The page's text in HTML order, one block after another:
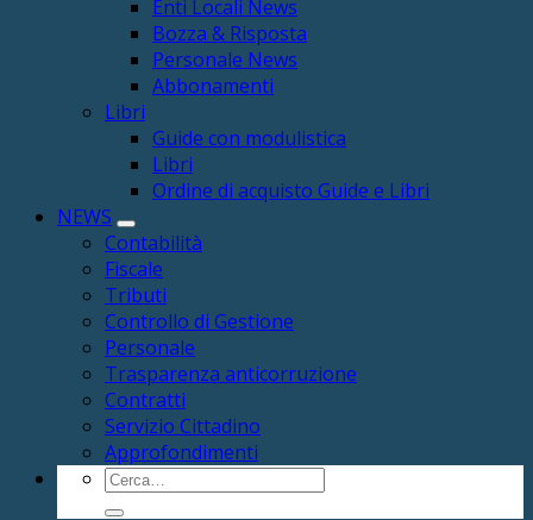
Enti Locali News
Bozza & Risposta
Personale News
Abbonamenti
Libri
Guide con modulistica
Libri
Ordine di acquisto Guide e Libri
NEWS
Contabilità
Fiscale
Tributi
Controllo di Gestione
Personale
Trasparenza anticorruzione
Contratti
Servizio Cittadino
Approfondimenti
Cerca: